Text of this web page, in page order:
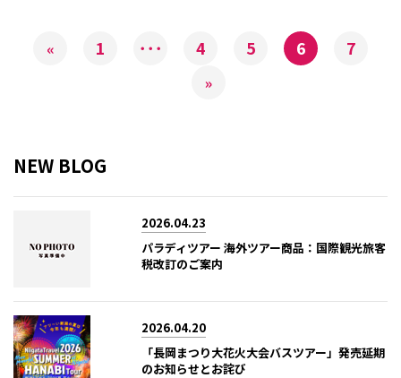
« 1 ･･･ 4 5 6 7
»
NEW BLOG
2026.04.23
パラディツアー 海外ツアー商品：国際観光旅客
税改訂のご案内
2026.04.20
「長岡まつり大花火大会バスツアー」発売延期
のお知らせとお詫び